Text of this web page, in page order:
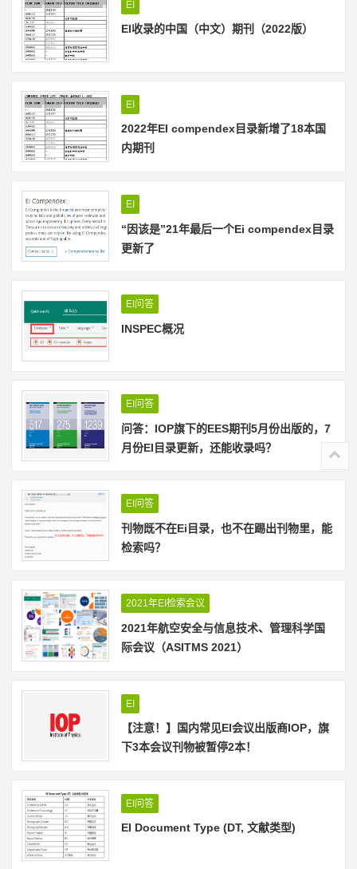
EI
EI收录的中国（中文）期刊（2022版）
EI
2022年EI compendex目录新增了18本国
内期刊
EI
“因该是”21年最后一个Ei compendex目录
更新了
EI问答
INSPEC概况
EI问答
问答：IOP旗下的EES期刊5月份出版的，7
月份EI目录更新，还能收录吗？
EI问答
刊物既不在Ei目录，也不在踢出刊物里，能
检索吗？
2021年EI检索会议
2021年航空安全与信息技术、管理科学国
际会议（ASITMS 2021）
EI
【注意！】国内常见EI会议出版商IOP，旗
下3本会议刊物被暂停2本！
EI问答
EI Document Type (DT, 文献类型)